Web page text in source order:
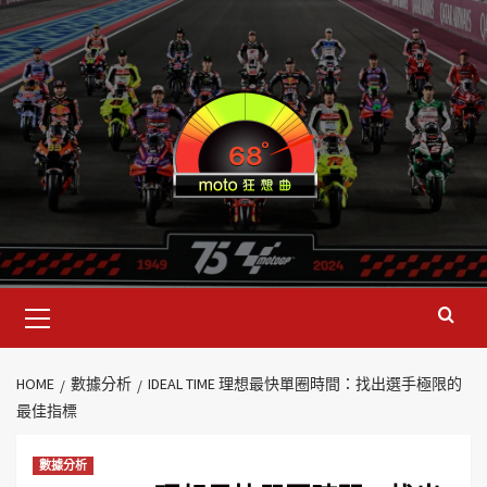
HOME 數據分析
IDEAL TIME 理想最快單圈時間：找出選手極限的
最佳指標
數據分析